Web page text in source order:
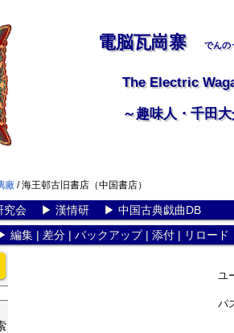
電脳瓦崗寨 でんの
The Electric
～趣味人・千田
廠 / 海王邨古旧書店（中国書店）
究会▶ 漢情研▶ 中国古典戯曲DB
編集| 差分| バックアップ| 添付| リロード
ユ
パ